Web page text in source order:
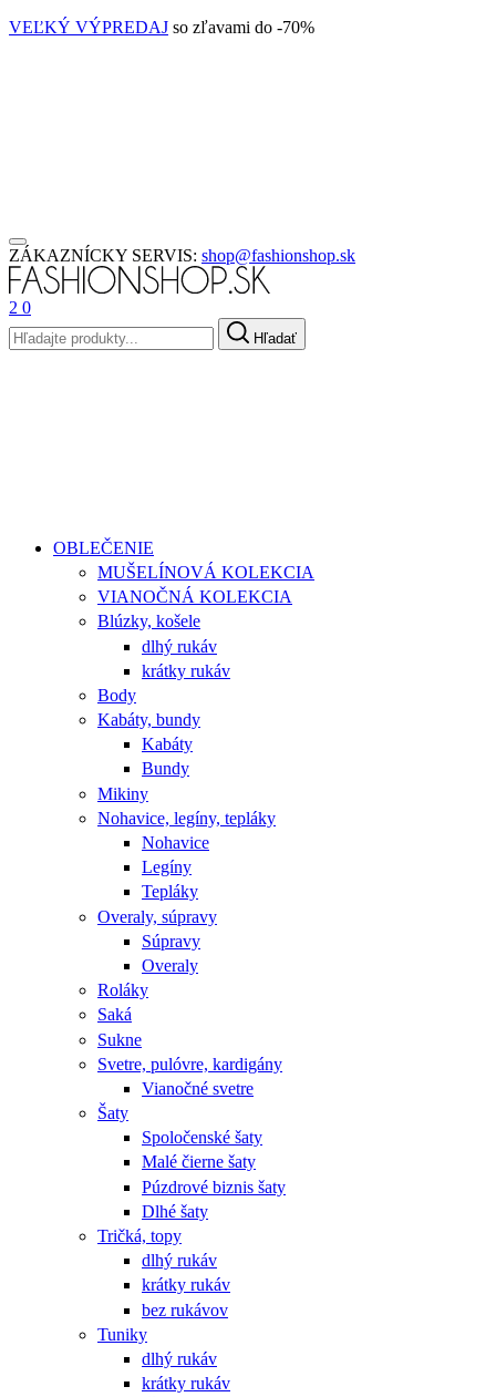
VEĽKÝ VÝPREDAJ so zľavami do -70%
ZÁKAZNÍCKY SERVIS: shop@fashionshop.sk
2 0
Hľadať
OBLEČENIE
MUŠELÍNOVÁ KOLEKCIA
VIANOČNÁ KOLEKCIA
Blúzky, košele
dlhý rukáv
krátky rukáv
Body
Kabáty, bundy
Kabáty
Bundy
Mikiny
Nohavice, legíny, tepláky
Nohavice
Legíny
Tepláky
Overaly, súpravy
Súpravy
Overaly
Roláky
Saká
Sukne
Svetre, pulóvre, kardigány
Vianočné svetre
Šaty
Spoločenské šaty
Malé čierne šaty
Púzdrové biznis šaty
Dlhé šaty
Tričká, topy
dlhý rukáv
krátky rukáv
bez rukávov
Tuniky
dlhý rukáv
krátky rukáv